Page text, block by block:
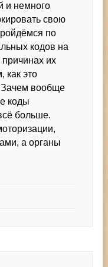
и немного
свою
по
кодов на
их
как это
Зачем вообще
коды
больше.
а органы